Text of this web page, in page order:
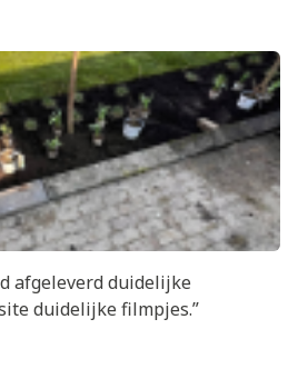
afgeleverd duidelijke
duidelijke filmpjes.”